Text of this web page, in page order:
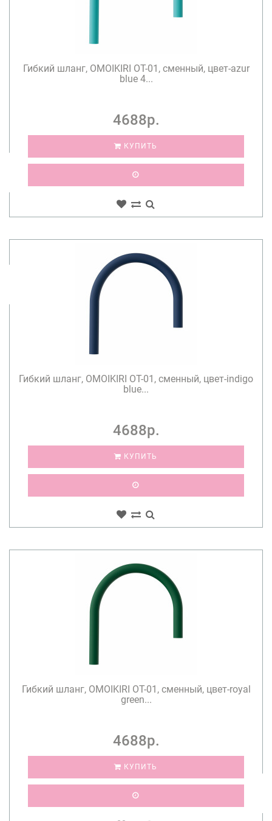
Гибкий шланг, OMOIKIRI OT-01, сменный, цвет-azur
blue 4...
4688р.
КУПИТЬ
Гибкий шланг, OMOIKIRI OT-01, сменный, цвет-indigo
blue...
4688р.
КУПИТЬ
Гибкий шланг, OMOIKIRI OT-01, сменный, цвет-royal
green...
4688р.
КУПИТЬ